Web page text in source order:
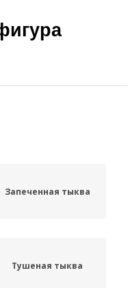
Запеченная тыква
Тушеная тыква